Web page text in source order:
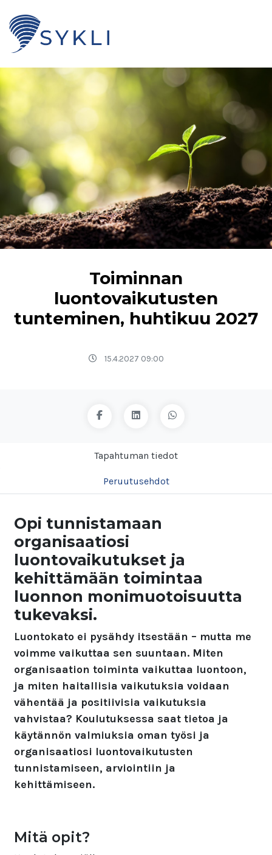
Toiminnan
luontovaikutusten
tunteminen, huhtikuu 2027
15.4.2027 09:00
Tapahtuman tiedot
Peruutusehdot
Opi tunnistamaan
organisaatiosi
luontovaikutukset ja
kehittämään toimintaa
luonnon monimuotoisuutta
tukevaksi.
Luontokato ei pysähdy itsestään – mutta me
voimme vaikuttaa sen suuntaan. Miten
organisaation toiminta vaikuttaa luontoon,
ja miten haitallisia vaikutuksia voidaan
vähentää ja positiivisia vaikutuksia
vahvistaa? Koulutuksessa saat tietoa ja
käytännön valmiuksia oman työsi ja
organisaatiosi luontovaikutusten
tunnistamiseen, arviointiin ja
kehittämiseen.
Mitä opit?